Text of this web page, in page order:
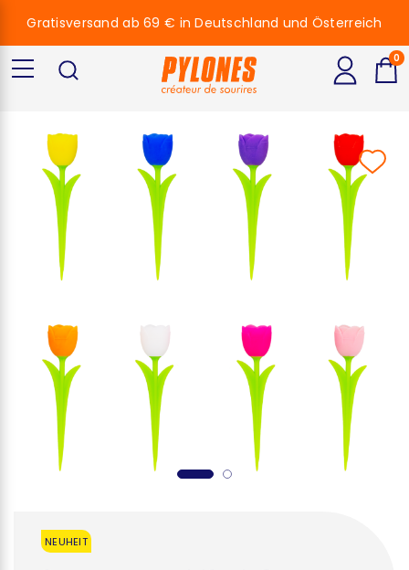
NEUHEIT
Gratisversand ab 69 € in Deutschland und Österreich
0